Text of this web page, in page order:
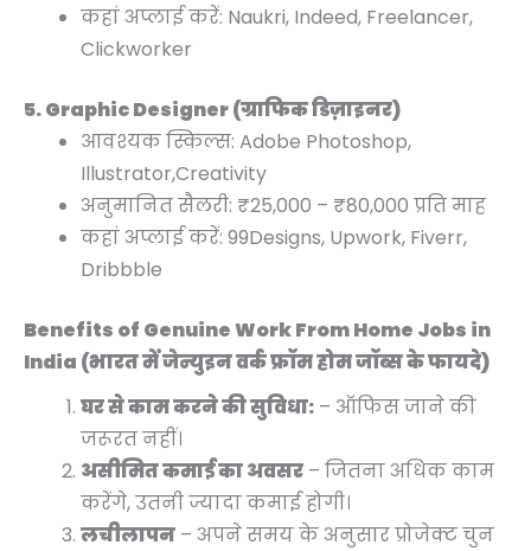
कहां अप्लाई करें: Naukri, Indeed, Freelancer,
Clickworker
5. Graphic Designer (ग्राफिक डिज़ाइनर)
आवश्यक स्किल्स: Adobe Photoshop,
Illustrator,Creativity
अनुमानित सैलरी: ₹25,000 – ₹80,000 प्रति माह
कहां अप्लाई करें: 99Designs, Upwork, Fiverr,
Dribbble
Benefits of Genuine Work From Home Jobs in
India (भारत में जेन्युइन वर्क फ्रॉम होम जॉब्स के फायदे)
घर से काम करने की सुविधा: – ऑफिस जाने की
जरूरत नहीं।
असीमित कमाई का अवसर – जितना अधिक काम
करेंगे, उतनी ज्यादा कमाई होगी।
लचीलापन – अपने समय के अनुसार प्रोजेक्ट चुन